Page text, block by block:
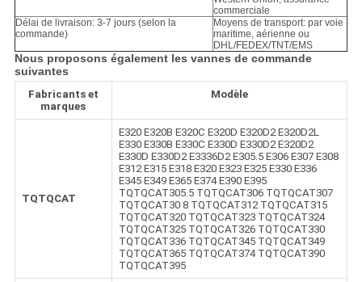
commerciale
Délai de livraison: 3-7 jours (selon la
commande)
Moyens de transport: par voie
maritime, aérienne ou
DHL/FEDEX/TNT/EMS
Nous proposons également les vannes de commande
suivantes
Fabricants et
marques
Modèle
TQTQCAT
E320 E320B E320C E320D E320D2 E320D2L
E330 E330B E330C E330D E330D2 E320D2
E330D E330D2 E3336D2 E305.5 E306 E307 E308
E312 E315 E318 E320 E323 E325 E330 E336
E345 E349 E365 E374 E390 E395
TQTQCAT305.5 TQTQCAT306 TQTQCAT307
TQTQCAT30 8 TQTQCAT312 TQTQCAT315
TQTQCAT320 TQTQCAT323 TQTQCAT324
TQTQCAT325 TQTQCAT326 TQTQCAT330
TQTQCAT336 TQTQCAT345 TQTQCAT349
TQTQCAT365 TQTQCAT374 TQTQCAT390
TQTQCAT395